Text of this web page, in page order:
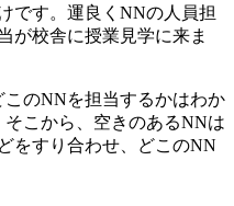
です。運良くNNの人員担
が校舎に授業見学に来ま
のNNを担当するかはわか
こから、空きのあるNNは
をすり合わせ、どこのNN